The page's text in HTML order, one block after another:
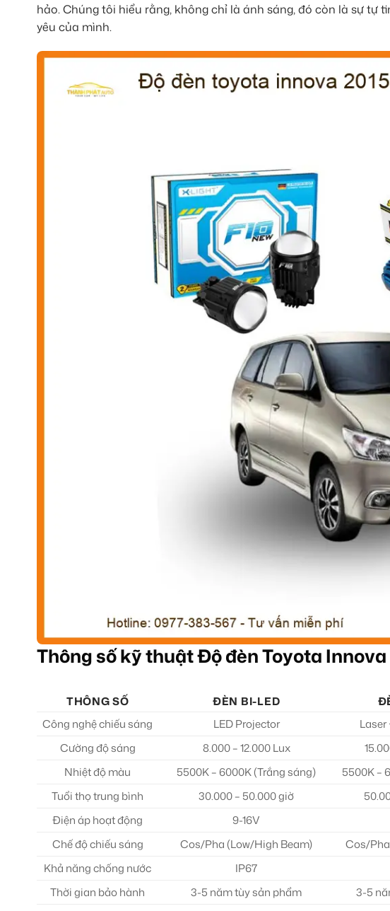
hảo. Chúng tôi hiểu rằng, không chỉ là ánh sáng, đó còn là sự
yêu của mình.
Thông số kỹ thuật Độ đèn Toyota Innova
THÔNG SỐ ĐÈN BI-LED
Công nghệ chiếu sáng
LED Projector Laser
Cường độ sáng
8.000 – 12.000 Lux
Nhiệt độ màu
5500K – 6000K (Trắng sáng) 5500K –
Tuổi thọ trung bình
30.000 – 50.000 giờ
Điện áp hoạt động
9-16V
Chế độ chiếu sáng
Cos/Pha (Low/High Beam) Cos/
Khả năng chống nước
IP67
Thời gian bảo hành
3-5 năm tùy sản phẩm 3-5